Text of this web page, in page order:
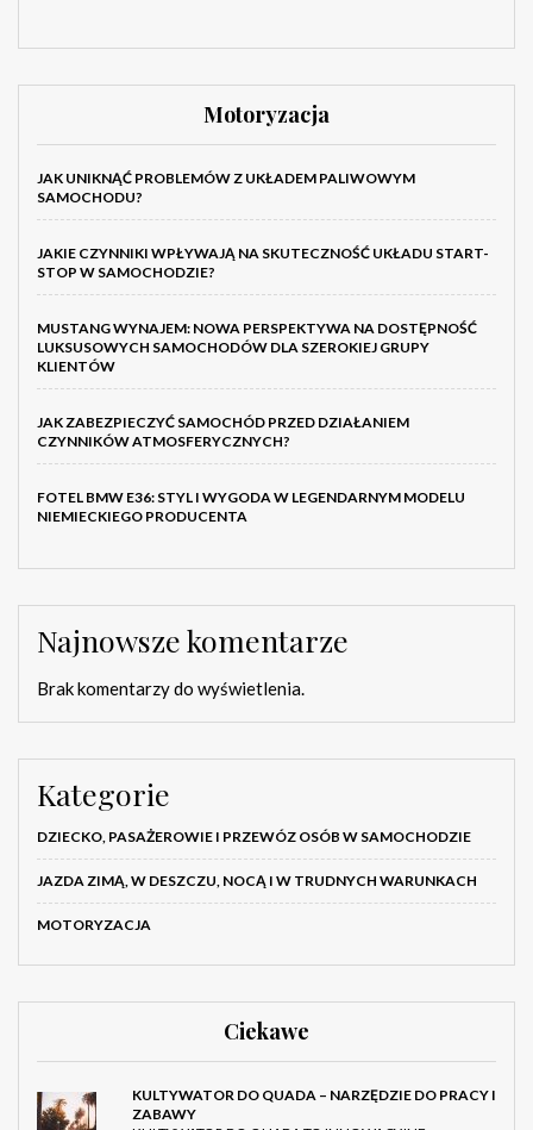
Motoryzacja
JAK UNIKNĄĆ PROBLEMÓW Z UKŁADEM PALIWOWYM
SAMOCHODU?
JAKIE CZYNNIKI WPŁYWAJĄ NA SKUTECZNOŚĆ UKŁADU START-
STOP W SAMOCHODZIE?
MUSTANG WYNAJEM: NOWA PERSPEKTYWA NA DOSTĘPNOŚĆ
LUKSUSOWYCH SAMOCHODÓW DLA SZEROKIEJ GRUPY
KLIENTÓW
JAK ZABEZPIECZYĆ SAMOCHÓD PRZED DZIAŁANIEM
CZYNNIKÓW ATMOSFERYCZNYCH?
FOTEL BMW E36: STYL I WYGODA W LEGENDARNYM MODELU
NIEMIECKIEGO PRODUCENTA
Najnowsze komentarze
Brak komentarzy do wyświetlenia.
Kategorie
DZIECKO, PASAŻEROWIE I PRZEWÓZ OSÓB W SAMOCHODZIE
JAZDA ZIMĄ, W DESZCZU, NOCĄ I W TRUDNYCH WARUNKACH
MOTORYZACJA
Ciekawe
KULTYWATOR DO QUADA – NARZĘDZIE DO PRACY I
ZABAWY